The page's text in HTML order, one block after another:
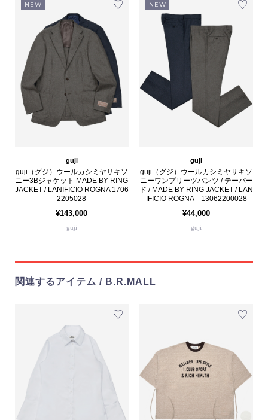
NEW
guji
guji（グジ）ウールカシミヤサキソ
ニー3Bジャケット MADE BY RING
JACKET / LANIFICIO ROGNA 1706
2205028
¥143,000
guji
NEW
guji
guji（グジ）ウールカシミヤサキソ
ニーワンプリーツパンツ / テーパー
ド / MADE BY RING JACKET / LAN
IFICIO ROGNA 13062200028
¥44,000
guji
関連するアイテム / B.R.MALL